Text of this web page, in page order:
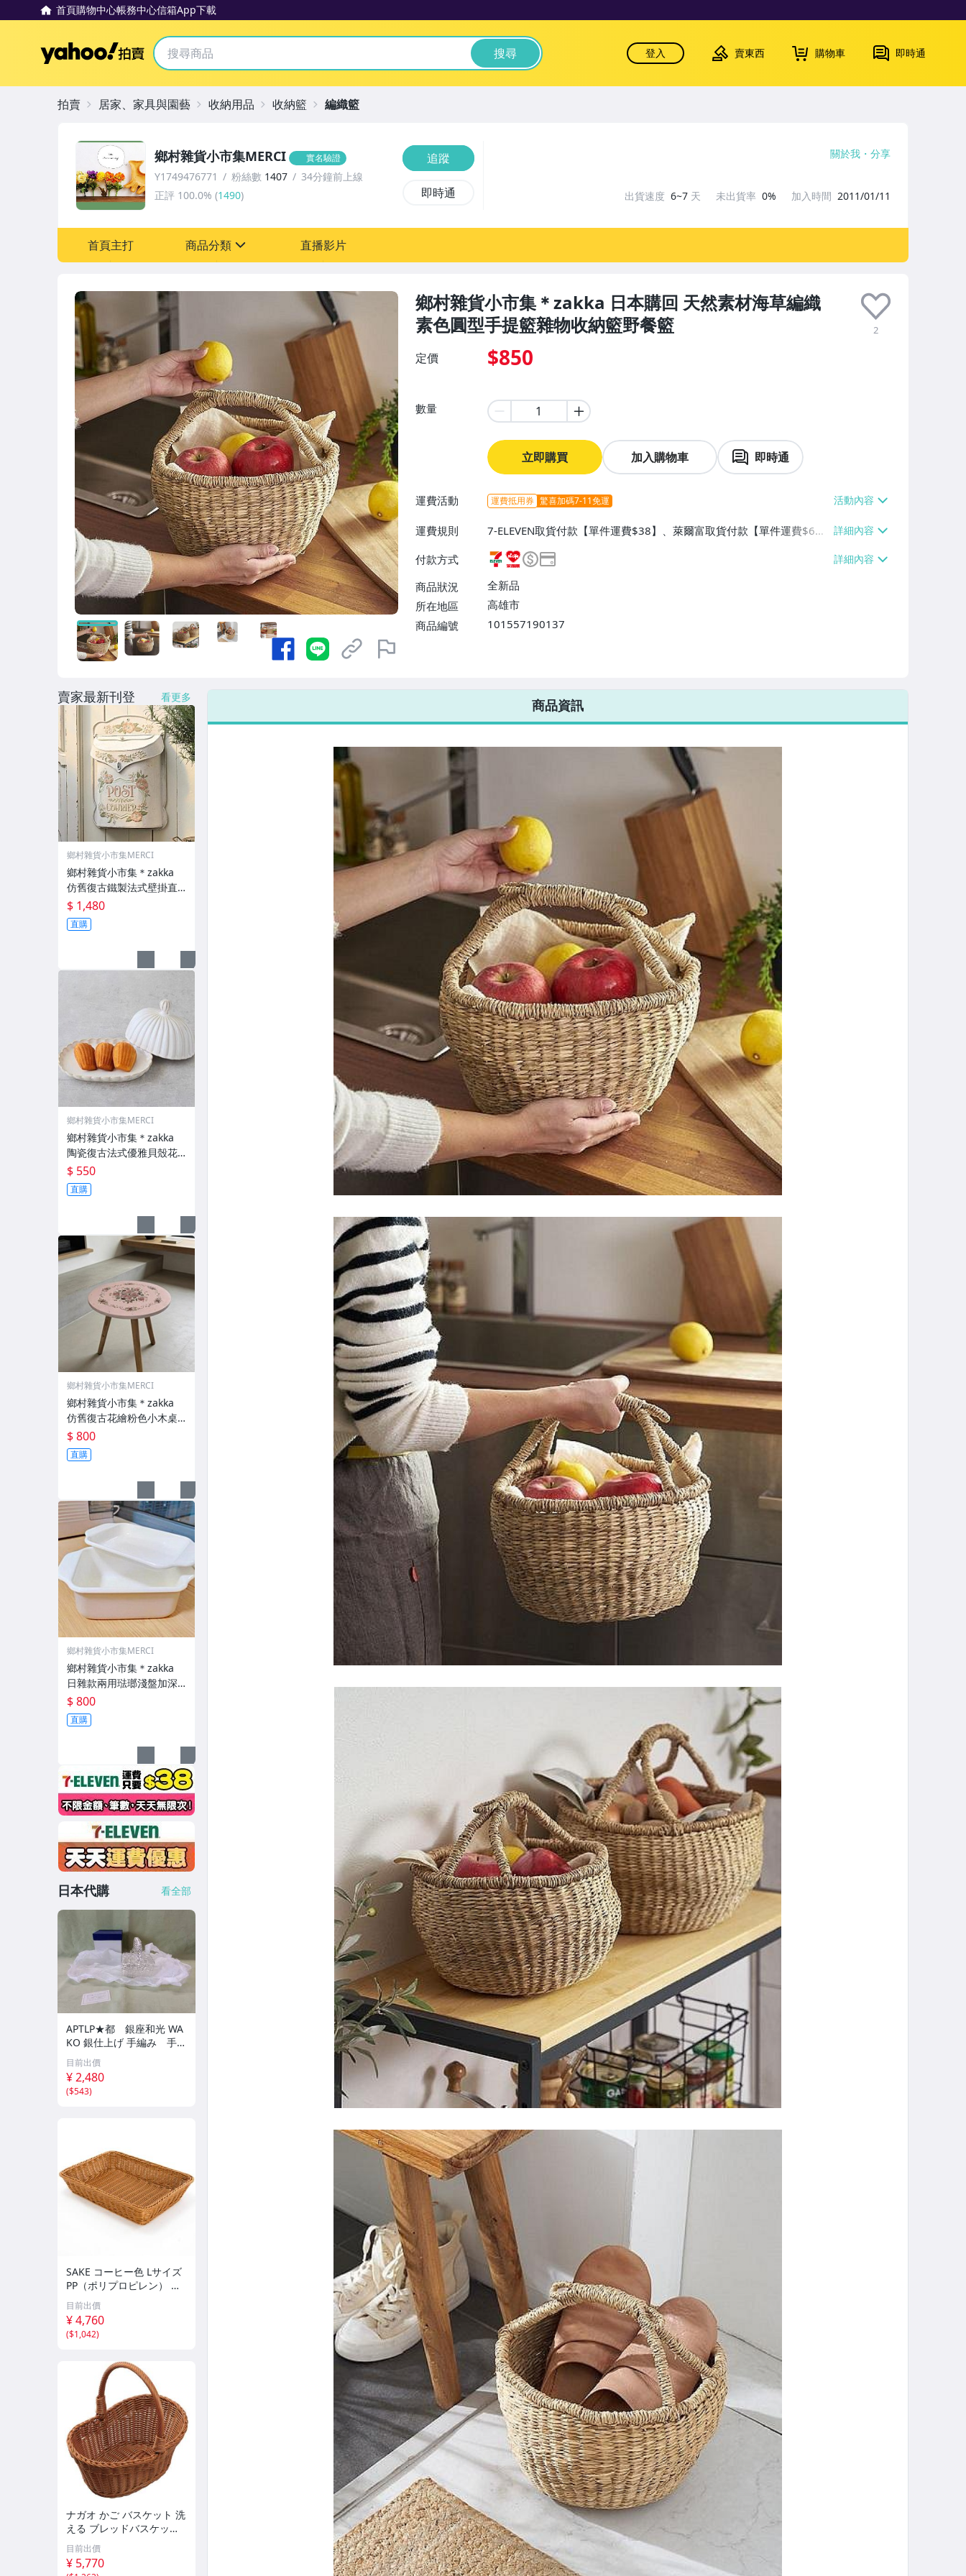
首頁購物中心帳務中心信箱App下載
Yahoo拍賣 搜尋 登入 賣東西 購物車 即時通
鄉村雜貨小市集＊zakka 日本購回 天然素材海草編織
素色圓型手提籃雜物收納籃野餐籃
2
定價 $850
數量
立即購買 加入購物車 即時通
運費活動 運費抵用券 驚喜加碼7-11免運
運費規則
7-ELEVEN取貨付款【單件運費$38】、萊爾富取貨付款【單件運費$6
0】、郵局掛號【單件運費$80】
付款方式
商品狀況
全新品
所在地區
高雄市
商品編號
101557190137
鄉村雜貨小市集MERCI 實名驗證
Y1749476771 粉絲數 1407
34分鐘前上線
正評 100.0% (1490)
追蹤
即時通
關於我 分享
出貨速度 6~7 天 未出貨率 0% 加入時間 2011/01/11
首頁主打 商品分類
居家、家具與園藝
玩具、模型與公仔
女包精品與女鞋
直播影片
拍賣 居家、家具與園藝 收納用品 收納籃 編織籃
商品資訊
賣家最新刊登 看更多
鄉村雜貨小市集MERCI
鄉村雜貨小市集＊zakka
仿舊復古鐵製法式壁掛直
立掀蓋信箱書報箱
$ 1,480
直購
鄉村雜貨小市集MERCI
鄉村雜貨小市集＊zakka
陶瓷復古法式優雅貝殼花
邊奶油罩甜點盤
$ 550
直購
鄉村雜貨小市集MERCI
鄉村雜貨小市集＊zakka
仿舊復古花繪粉色小木桌
小圓桌
$ 800
直購
鄉村雜貨小市集MERCI
鄉村雜貨小市集＊zakka
日雜款兩用琺瑯淺盤加深
盤套組 烤盤套組
$ 800
直購
日本代購 看全部
APTLP★都 銀座和光 WA
KO 銀仕上げ 手編み 手付
き バスケット
目前出價
¥ 2,480
($543)
SAKE コーヒー色 Lサイズ
PP（ポリプロピレン） か
ご バスケット 収納 耐熱水
洗える 積み重ねできる 軽
い 長持ちss
目前出價
¥ 4,760
($1,042)
ナガオ かご バスケット 洗
える ブレッドバスケット
小判型 25cm 01046225ss
目前出價
¥ 5,770